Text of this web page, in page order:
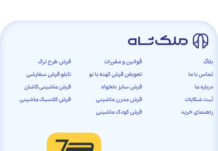
بلاگ
تماس با ما
درباره ما
ثبت شکایات
راهنمای خرید
قوانین و مقررات
تعویض فرش کهنه با نو
فرش سایز دلخواه
فرش مدرن ماشینی
فرش کودک ماشینی
فرش طرح ترک
تابلو فرش سفارشی
فرش ماشینی کاشان
فرش کلاسیک ماشینی